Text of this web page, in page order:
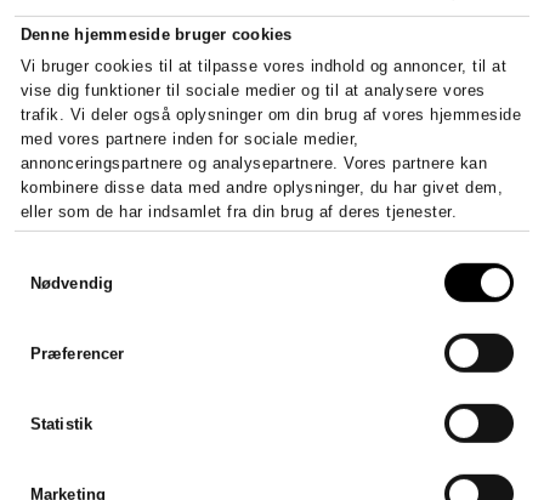
Denne hjemmeside bruger cookies
Vi bruger cookies til at tilpasse vores indhold og annoncer, til at
vise dig funktioner til sociale medier og til at analysere vores
trafik. Vi deler også oplysninger om din brug af vores hjemmeside
med vores partnere inden for sociale medier,
annonceringspartnere og analysepartnere. Vores partnere kan
kombinere disse data med andre oplysninger, du har givet dem,
eller som de har indsamlet fra din brug af deres tjenester.
Nødvendig
Præferencer
Statistik
Marketing
5/5 stjerner baseret på 50 + anmeldelser